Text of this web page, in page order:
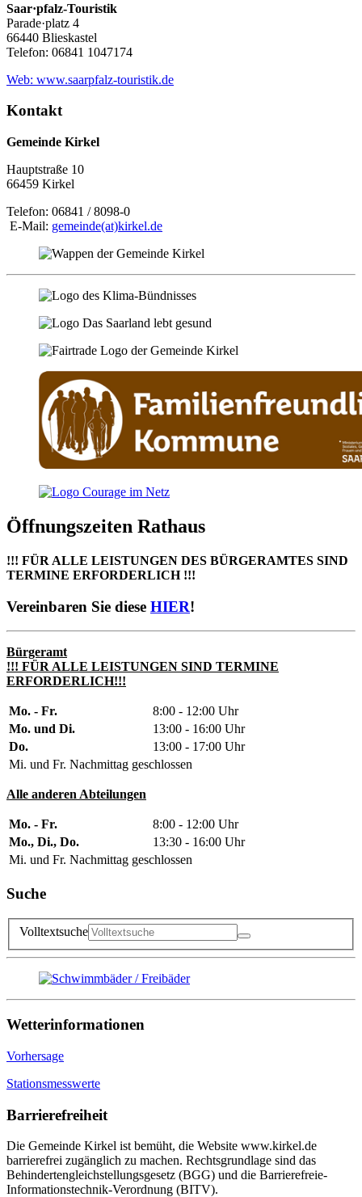
Saar·pfalz-Touristik
Parade·platz 4
66440 Blieskastel
Telefon: 06841 1047174
Web: www.saarpfalz-touristik.de
Kontakt
Gemeinde Kirkel
Hauptstraße 10
66459 Kirkel
Telefon: 06841 / 8098-0
E-Mail: gemeinde(at)kirkel.de
Öffnungszeiten Rathaus
!!! FÜR ALLE LEISTUNGEN DES BÜRGERAMTES SIND
TERMINE ERFORDERLICH !!!
Vereinbaren Sie diese HIER!
Bürgeramt
!!! FÜR ALLE LEISTUNGEN SIND TERMINE
ERFORDERLICH!!!
Mo. - Fr.
8:00 - 12:00 Uhr
Mo. und Di.
13:00 - 16:00 Uhr
Do.
13:00 - 17:00 Uhr
Mi. und Fr. Nachmittag geschlossen
Alle anderen Abteilungen
Mo. - Fr.
8:00 - 12:00 Uhr
Mo., Di., Do.
13:30 - 16:00 Uhr
Mi. und Fr. Nachmittag geschlossen
Suche
Volltextsuche
Wetterinformationen
Vorhersage
Stationsmesswerte
Barrierefreiheit
Die Gemeinde Kirkel ist bemüht, die Website www.kirkel.de
barrierefrei zugänglich zu machen. Rechtsgrundlage sind das
Behindertengleichstellungsgesetz (BGG) und die Barrierefreie-
Informationstechnik-Verordnung (BITV).